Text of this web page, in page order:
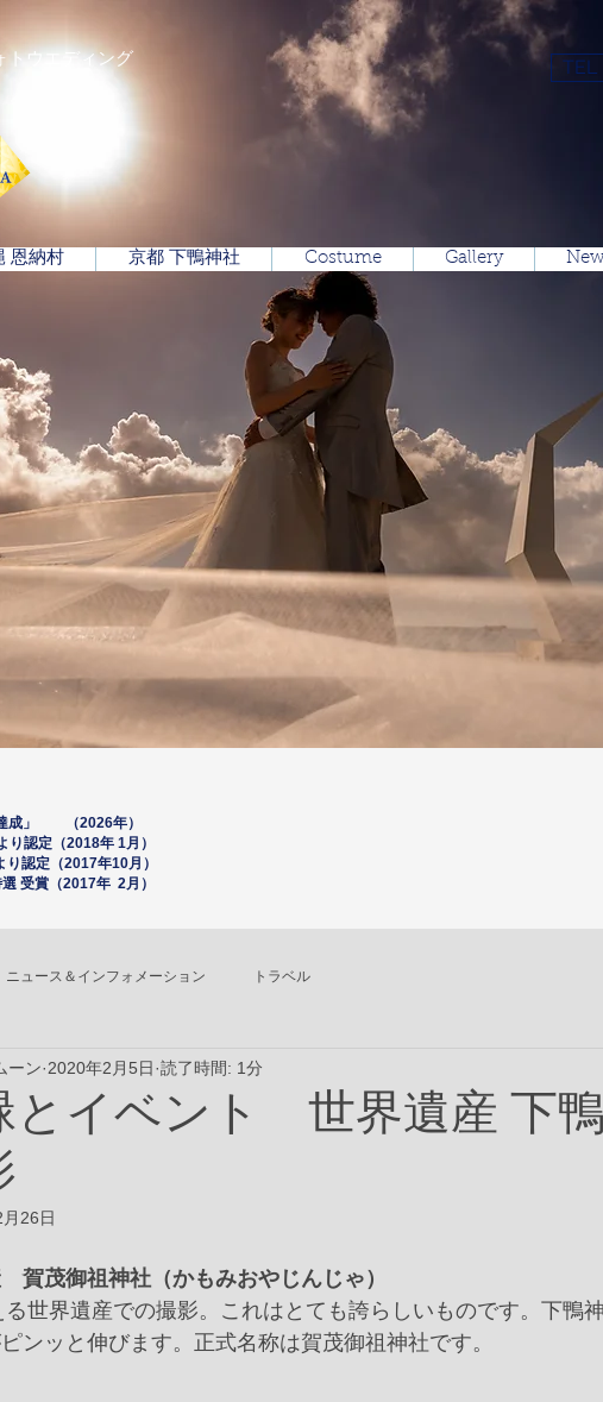
トウエディング TEL
恩納村 京都 下鴨神社 Costume Gallery
成」 （2026年）
認定（2018年 1月）
り認定（2017年10月）
受賞（2017年 2月）
ニュース＆インフォメーション トラベル
とイベント 世界遺産 下
ーン 2020年2月5日 読了時間: 1分
26日
賀茂御祖神社（かもみおやじんじゃ）
る世界遺産での撮影。これはとても誇らしいものです。下鴨
ンッと伸びます。正式名称は賀茂御祖神社です。